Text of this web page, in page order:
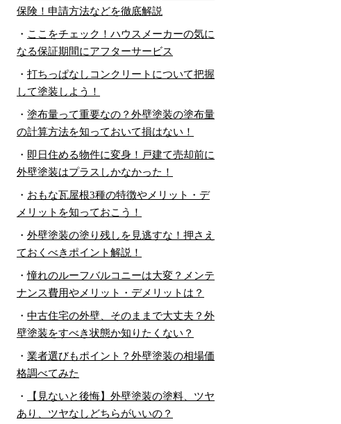
保険！申請方法などを徹底解説
・ ここをチェック！ハウスメーカーの気に
なる保証期間にアフターサービス
・ 打ちっぱなしコンクリートについて把握
して塗装しよう！
・ 塗布量って重要なの？外壁塗装の塗布量
の計算方法を知っておいて損はない！
・ 即日住める物件に変身！戸建て売却前に
外壁塗装はプラスしかなかった！
・ おもな瓦屋根3種の特徴やメリット・デ
メリットを知っておこう！
・ 外壁塗装の塗り残しを見逃すな！押さえ
ておくべきポイント解説！
・憧れのルーフバルコニーは大変？メンテ
ナンス費用やメリット・デメリットは？
・ 中古住宅の外壁、そのままで大丈夫？外
壁塗装をすべき状態か知りたくない？
・ 業者選びもポイント？外壁塗装の相場価
格調べてみた
・
【見ないと後悔】外壁塗装の塗料、ツヤ
あり、ツヤなしどちらがいいの？